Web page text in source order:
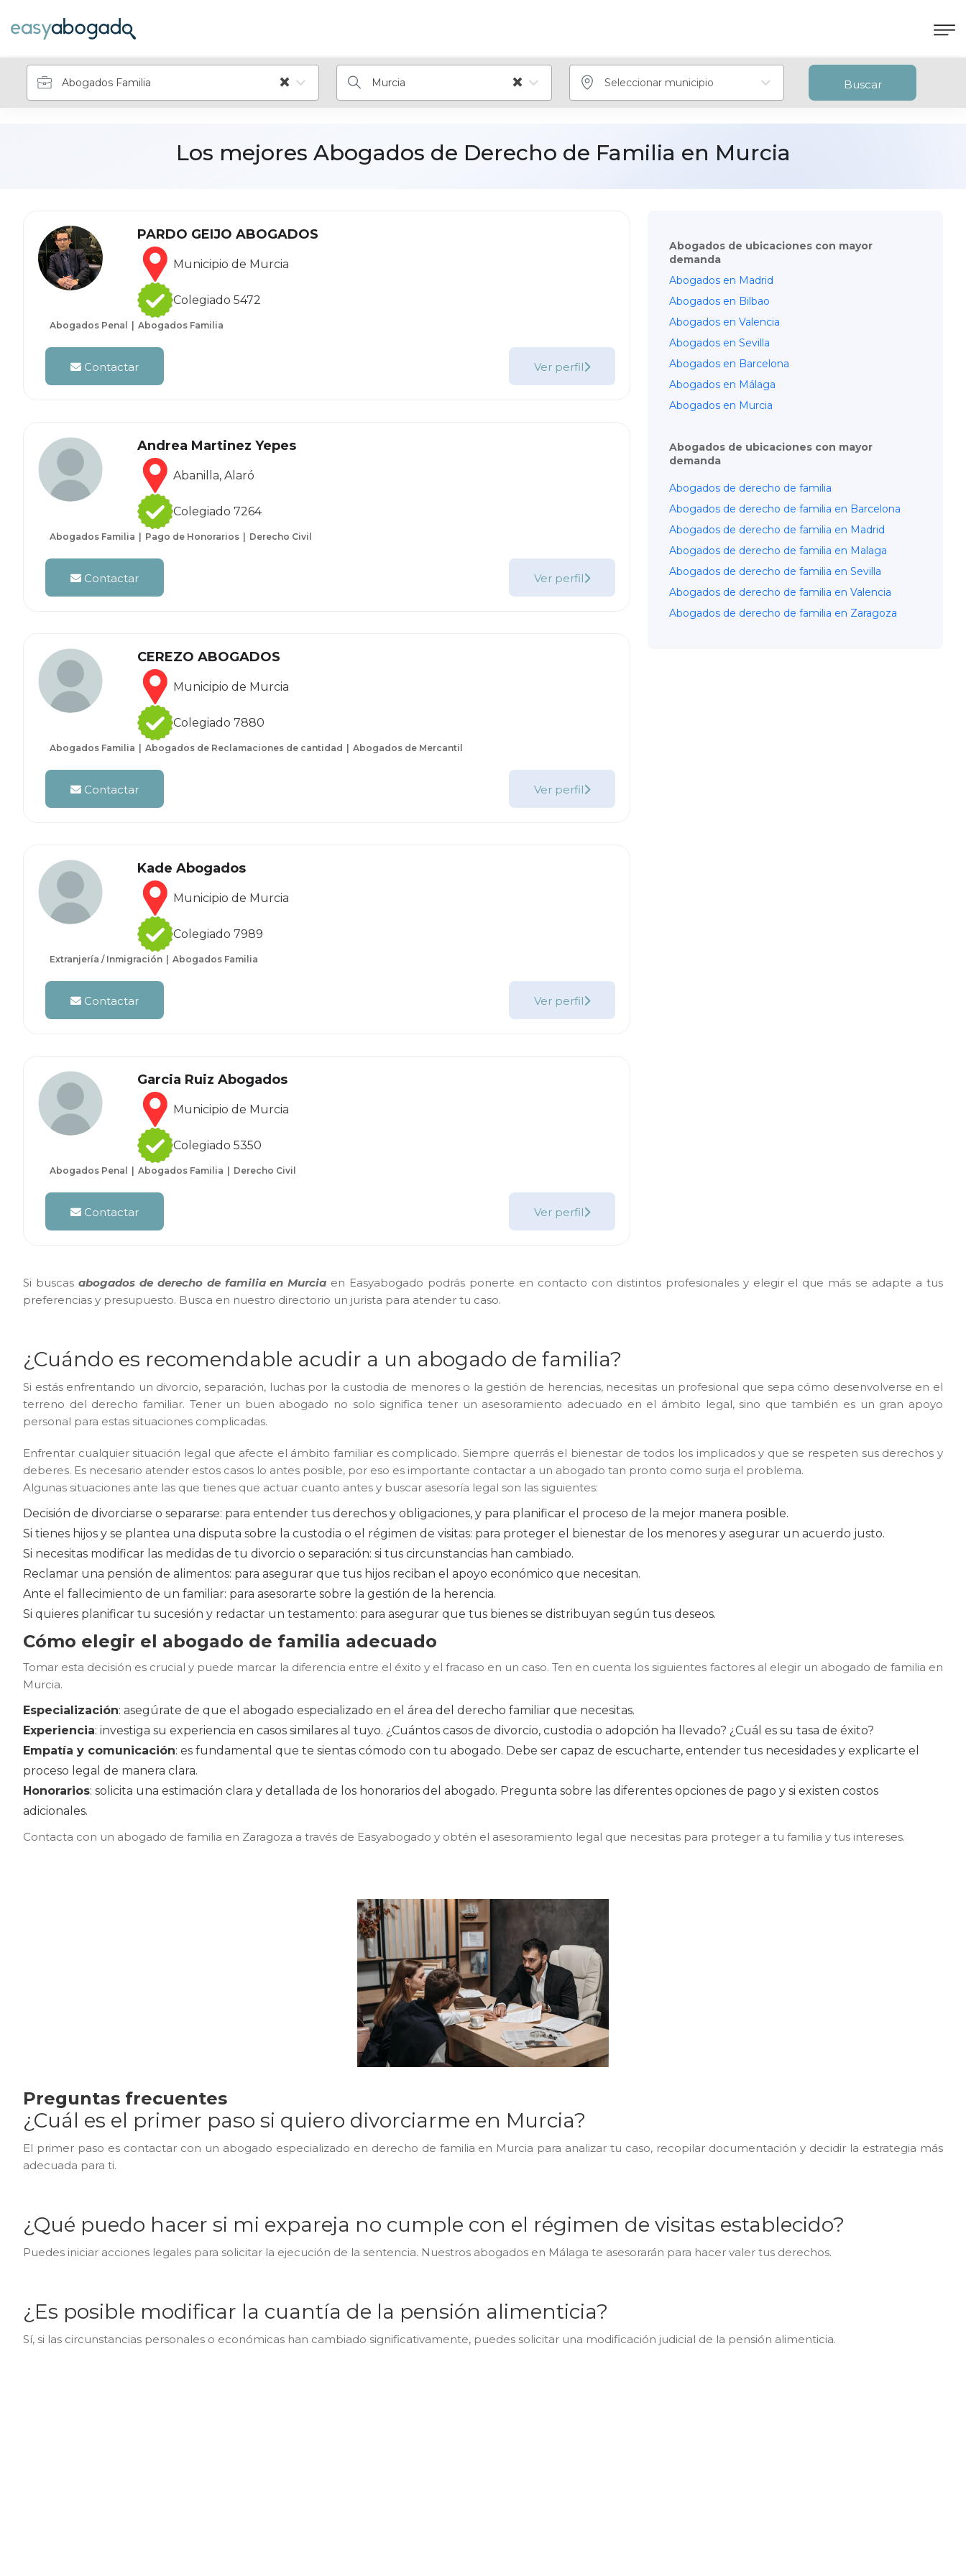
×
Abogados Familia ×
Murcia Seleccionar municipio Buscar
Los mejores Abogados de Derecho de Familia en Murcia
PARDO GEIJO ABOGADOS
Municipio de Murcia
Colegiado 5472
Abogados Penal Abogados Familia
Contactar Ver perfil
Andrea Martinez Yepes
Abanilla, Alaró
Colegiado 7264
Abogados Familia Pago de Honorarios Derecho Civil
Contactar Ver perfil
CEREZO ABOGADOS
Municipio de Murcia
Colegiado 7880
Abogados Familia Abogados de Reclamaciones de cantidad Abogados de Mercantil
Contactar Ver perfil
Kade Abogados
Municipio de Murcia
Colegiado 7989
Extranjería / Inmigración Abogados Familia
Contactar Ver perfil
Garcia Ruiz Abogados
Municipio de Murcia
Colegiado 5350
Abogados Penal Abogados Familia Derecho Civil
Contactar Ver perfil
Abogados de ubicaciones con mayor
demanda
Abogados en Madrid
Abogados en Bilbao
Abogados en Valencia
Abogados en Sevilla
Abogados en Barcelona
Abogados en Málaga
Abogados en Murcia
Abogados de ubicaciones con mayor
demanda
Abogados de derecho de familia
Abogados de derecho de familia en Barcelona
Abogados de derecho de familia en Madrid
Abogados de derecho de familia en Malaga
Abogados de derecho de familia en Sevilla
Abogados de derecho de familia en Valencia
Abogados de derecho de familia en Zaragoza
Si buscasabogados de derecho de familia en Murcia en Easyabogado podrás ponerte en contacto con distintos profesionales y elegir el que más se adapte a tus
preferencias y presupuesto. Busca en nuestro directorio un jurista para atender tu caso.
¿Cuándo es recomendable acudir a un abogado de familia?​
Si estás enfrentando un divorcio, separación, luchas por la custodia de menores o la gestión de herencias, necesitas un profesional que sepa cómo desenvolverse en el
terreno del derecho familiar. Tener un buen abogado no solo significa tener un asesoramiento adecuado en el ámbito legal, sino que también es un gran apoyo
personal para estas situaciones complicadas.
Enfrentar cualquier situación legal que afecte el ámbito familiar es complicado. Siempre querrás el bienestar de todos los implicados y que se respeten sus derechos y
deberes. Es necesario atender estos casos lo antes posible, por eso es importante contactar a un abogado tan pronto como surja el problema.
Algunas situaciones ante las que tienes que actuar cuanto antes y buscar asesoría legal son las siguientes:
Decisión de divorciarse o separarse: para entender tus derechos y obligaciones, y para planificar el proceso de la mejor manera posible.
Si tienes hijos y se plantea una disputa sobre la custodia o el régimen de visitas: para proteger el bienestar de los menores y asegurar un acuerdo justo.
Si necesitas modificar las medidas de tu divorcio o separación: si tus circunstancias han cambiado.
Reclamar una pensión de alimentos: para asegurar que tus hijos reciban el apoyo económico que necesitan.
Ante el fallecimiento de un familiar: para asesorarte sobre la gestión de la herencia.
Si quieres planificar tu sucesión y redactar un testamento: para asegurar que tus bienes se distribuyan según tus deseos.
Cómo elegir el abogado de familia adecuado
Tomar esta decisión es crucial y puede marcar la diferencia entre el éxito y el fracaso en un caso. Ten en cuenta los siguientes factores al elegir un abogado de familia en
Murcia.
Especialización: asegúrate de que el abogado especializado en el área del derecho familiar que necesitas.
Experiencia: investiga su experiencia en casos similares al tuyo. ¿Cuántos casos de divorcio, custodia o adopción ha llevado? ¿Cuál es su tasa de éxito?
Empatía y comunicación: es fundamental que te sientas cómodo con tu abogado. Debe ser capaz de escucharte, entender tus necesidades y explicarte el
proceso legal de manera clara.
Honorarios: solicita una estimación clara y detallada de los honorarios del abogado. Pregunta sobre las diferentes opciones de pago y si existen costos
adicionales.
Contacta con un abogado de familia en Zaragoza a través de Easyabogado y obtén el asesoramiento legal que necesitas para proteger a tu familia y tus intereses.
Preguntas frecuentes
¿Cuál es el primer paso si quiero divorciarme en Murcia?
El primer paso es contactar con un abogado especializado en derecho de familia en Murcia para analizar tu caso, recopilar documentación y decidir la estrategia más
adecuada para ti.
¿Qué puedo hacer si mi expareja no cumple con el régimen de visitas establecido?
Puedes iniciar acciones legales para solicitar la ejecución de la sentencia. Nuestros abogados en Málaga te asesorarán para hacer valer tus derechos.
¿Es posible modificar la cuantía de la pensión alimenticia?
Sí, si las circunstancias personales o económicas han cambiado significativamente, puedes solicitar una modificación judicial de la pensión alimenticia.